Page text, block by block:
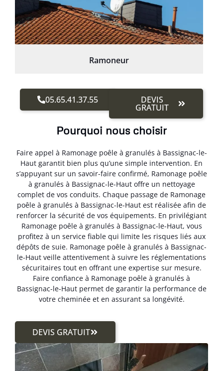
Ramoneur
05.65.41.37.55 DEVIS
GRATUIT
Pourquoi nous choisir
Faire appel à Ramonage poêle à granulés à Bassignac-le-
Haut garantit bien plus qu’une simple intervention. En
s’appuyant sur un savoir-faire confirmé, Ramonage poêle
à granulés à Bassignac-le-Haut offre un nettoyage
complet de vos conduits. Chaque passage de Ramonage
poêle à granulés à Bassignac-le-Haut est réalisée afin de
renforcer la sécurité de vos équipements. En privilégiant
Ramonage poêle à granulés à Bassignac-le-Haut, vous
profitez à un service fiable qui limite les risques liés aux
dépôts de suie. Ramonage poêle à granulés à Bassignac-
le-Haut veille attentivement à suivre les réglementations
sécuritaires tout en offrant une expertise sur mesure.
Faire confiance à Ramonage poêle à granulés à
Bassignac-le-Haut permet de garantir la performance de
votre cheminée et en assurant sa longévité.
DEVIS GRATUIT